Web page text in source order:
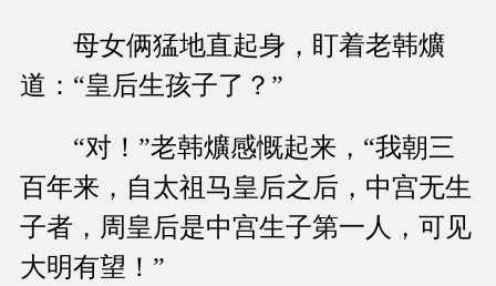
母女俩猛地直起身，盯着老韩爌
道：“皇后生孩子了？”
“对！”老韩爌感慨起来，“我朝三
百年来，自太祖马皇后之后，中宫无生
子者，周皇后是中宫生子第一人，可见
大明有望！”